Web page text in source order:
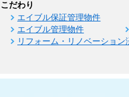
こだわり
エイブル保証管理物件
エイブル管理物件
リフォーム・リノベーション